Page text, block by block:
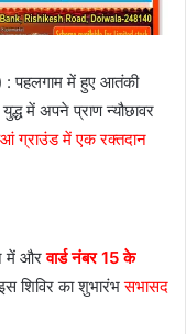
: पहलगाम में हुए आतंकी
में अपने प्राण न्यौछावर
ग्राउंड में एक रक्तदान
में औरवार्ड नंबर 15 के
शिविर का शुभारंभसभासद